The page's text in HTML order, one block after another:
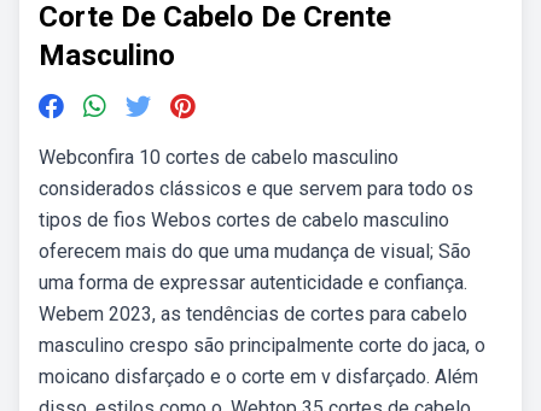
Corte De Cabelo De Crente
Masculino
Webconfira 10 cortes de cabelo masculino
considerados clássicos e que servem para todo os
tipos de fios Webos cortes de cabelo masculino
oferecem mais do que uma mudança de visual; São
uma forma de expressar autenticidade e confiança.
Webem 2023, as tendências de cortes para cabelo
masculino crespo são principalmente corte do jaca, o
moicano disfarçado e o corte em v disfarçado. Além